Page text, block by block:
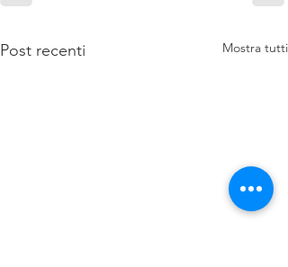
Post recenti Mostra tutti